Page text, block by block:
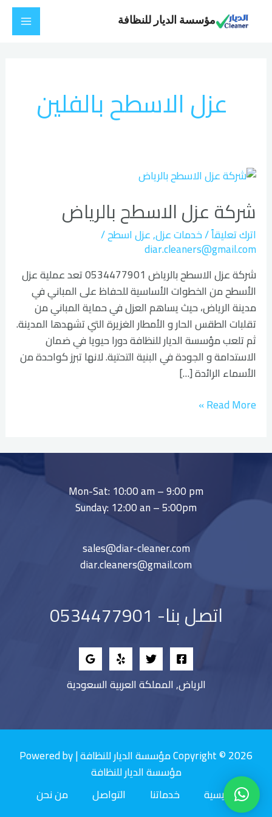
مؤسسة الديار للنظافة
Main
عزل الاسطح بالفلين
شركة عزل الاسطح بالرياض
اترك تعليقاً/خدمات عزل,عزل اسطح/
diar.cleaners@gmail.com
شركة عزل الاسطح بالرياض 0534477901 تعد عملية عزل
الأسطح من الخطوات الأساسية للحفاظ على المباني في
مدينة الرياض، حيث يساهم العزل في حماية المباني من
تقلبات الطقس الحار و الأمطار الغزيرة التي تشهدها المدينة.
ثم تلعب مؤسسة الديار للنظافة دورا حيويا في ضمان
الاستدامة و الجودة في البنية التحتية. لانها تبرز كواحدة من
الأسماء الرائدة […]
شركة
الاسطح
بالرياض
Read More »
Mon-Sat: 10:00 am – 9:00 pm
Sunday: 12:00 an – 5:00pm
sales@diar-cleaner.com
diar.cleaners@gmail.com
اتصل بنا- 0534477901
الرياض, المملكة العربية السعودية
Copyright © 2026 مؤسسة الديار للنظافة | Powered by
مؤسسة الديار للنظافة
الرئيسية
خدماتنا التواصل من نحن